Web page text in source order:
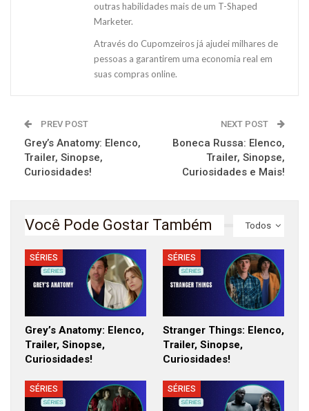
outras habilidades mais de um T-Shaped
Marketer.
Através do Cupomzeiros já ajudei milhares de
pessoas a garantirem uma economia real em
suas compras online.
PREV POST
Grey’s Anatomy: Elenco,
Trailer, Sinopse,
Curiosidades!
NEXT POST
Boneca Russa: Elenco,
Trailer, Sinopse,
Curiosidades e Mais!
Todos
Você Pode Gostar Também
SÉRIES
Grey’s Anatomy: Elenco,
Trailer, Sinopse,
Curiosidades!
SÉRIES
Stranger Things: Elenco,
Trailer, Sinopse,
Curiosidades!
SÉRIES SÉRIES